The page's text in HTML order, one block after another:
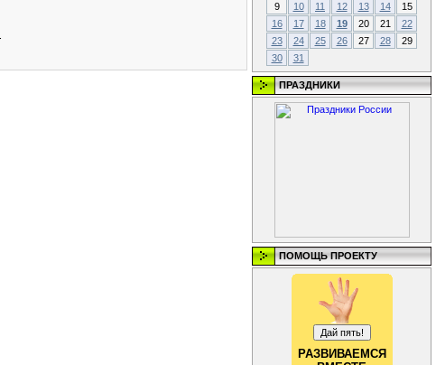
9
10 11 12 13 14
15
16
17 18 19 20 21
22
23
24 25 26 27 28
29
30
31
ПРАЗДНИКИ
ПОМОЩЬ ПРОЕКТУ
РАЗВИВАЕМСЯ